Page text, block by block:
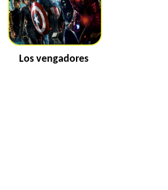
Los vengadores